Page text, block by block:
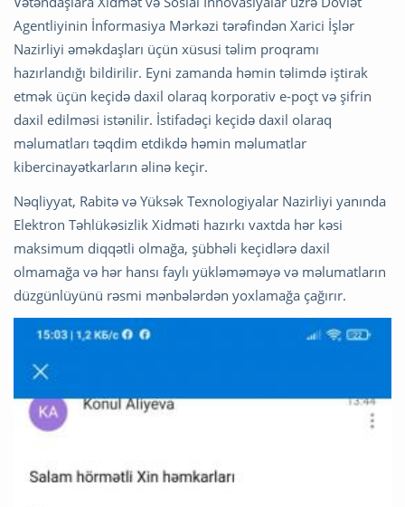
Agentliyinin İnformasiya Mərkəzi tərəfindən Xarici İşlər
Nazirliyi əməkdaşları üçün xüsusi təlim proqramı
hazırlandığı bildirilir. Eyni zamanda həmin təlimdə iştirak
etmək üçün keçidə daxil olaraq korporativ e-poçt və şifrin
daxil edilməsi istənilir. İstifadəçi keçidə daxil olaraq
məlumatları təqdim etdikdə həmin məlumatlar
kibercinayətkarların əlinə keçir.
Nəqliyyat, Rabitə və Yüksək Texnologiyalar Nazirliyi yanında
Elektron Təhlükəsizlik Xidməti hazırkı vaxtda hər kəsi
maksimum diqqətli olmağa, şübhəli keçidlərə daxil
olmamağa və hər hansı faylı yükləməməyə və məlumatların
düzgünlüyünü rəsmi mənbələrdən yoxlamağa çağırır.